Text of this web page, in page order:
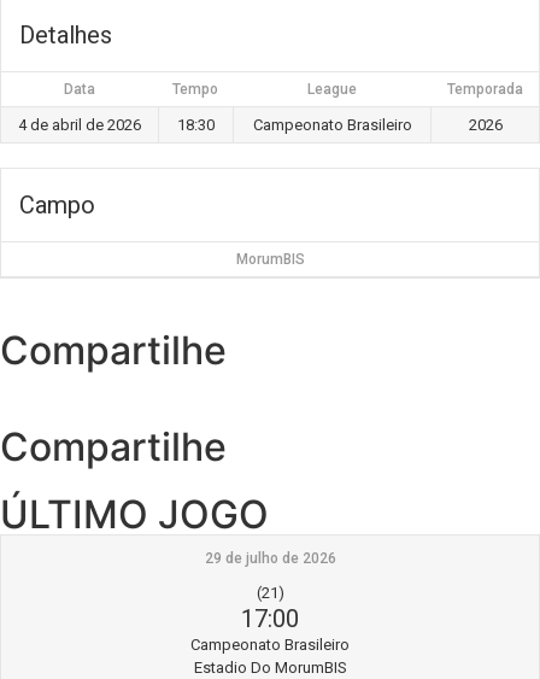
Detalhes
Data Tempo League Temporada
4 de abril de 2026 18:30 Campeonato Brasileiro 2026
Campo
MorumBIS
Compartilhe
Compartilhe
ÚLTIMO JOGO
29 de julho de 2026
(21)
17:00
Campeonato Brasileiro
Estadio Do MorumBIS